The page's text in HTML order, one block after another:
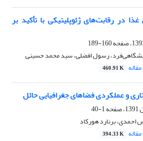
در رقابت‌های ژئوپلیتیکی با تأکید بر
160-189
پیشگاهی‌‌فرد، رسول افضلی، سید محمد حسینی
460.91 K
و عملکردی فضاهای جغرافیایی حائل
1-40
برنارد هورکاد
394.33 K